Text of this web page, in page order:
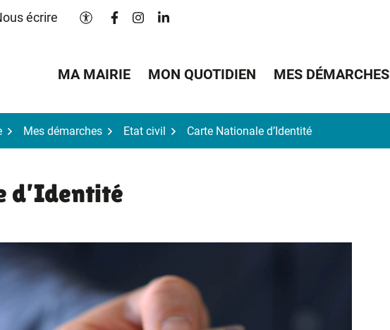
écrire Paramètres d'accessibilité
Lien vers le compte Facebook
Lien vers le compte Instagram
Lien vers le compte Linkedin
MA MAIRIE MON QUOTIDIEN MES DÉMARCHES
Mes démarches Etat civil Carte Nationale d’Identité
d’Identité